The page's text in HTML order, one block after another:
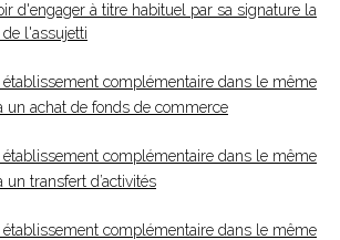
d'engager à titre habituel par sa signature la
l'assujetti
établissement complémentaire dans le même
un achat de fonds de commerce
établissement complémentaire dans le même
un transfert d’activités
établissement complémentaire dans le même